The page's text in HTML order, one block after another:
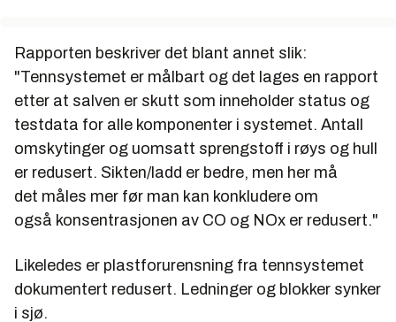
Rapporten beskriver det blant annet slik:
"Tennsystemet er målbart og det lages en rapport
etter at salven er skutt som inneholder status og
testdata for alle komponenter i systemet. Antall
omskytinger og uomsatt sprengstoff i røys og hull
er redusert. Sikten/ladd er bedre, men her må
det måles mer før man kan konkludere om
også konsentrasjonen av CO og NOx er redusert."
Likeledes er plastforurensning fra tennsystemet
dokumentert redusert. Ledninger og blokker synker
i sjø.